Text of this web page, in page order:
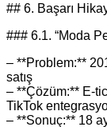
## 6. Başarı
### 6.1. “Moda
– **Problem:**
satış
– **Çözüm:**
TikTok
– **Sonuç:** 18